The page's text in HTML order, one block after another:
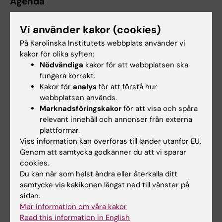
Professor, Karolinska Institutet
14:25 The burden of liver disease in patients
with type 2 diabetes, Ying Shang, Docent KI
14:45 MIR 210 och diabeteskomplikationer,
Sergiu Bogdan Catrina, Docent, ÖL Centrum
för Diabetes
15:00 Utfall av graviditeter med diabetes i
Sydöstra Sverige under 10 år, Anna Stogianni,
MD Specialistläkare, ME Endokrinologi,
Karolinska Universitetssjukhuset
15:15 Kaffe/te intervall, fruktpaus
15:35 En blick in i Novo Nordisk forskning och
Vi använder kakor (cookies)
På Karolinska Institutets webbplats använder vi
kakor för olika syften:
Nödvändiga kakor för att webbplatsen ska
fungera korrekt.
Kakor för analys för att förstå hur
webbplatsen används.
Marknadsföringskakor för att visa och spåra
relevant innehåll och annonser från externa
plattformar.
Viss information kan överföras till länder utanför EU.
Genom att samtycka godkänner du att vi sparar
cookies.
Du kan när som helst ändra eller återkalla ditt
samtycke via kakikonen längst ned till vänster på
sidan.
Mer information om våra kakor
Read this information in English